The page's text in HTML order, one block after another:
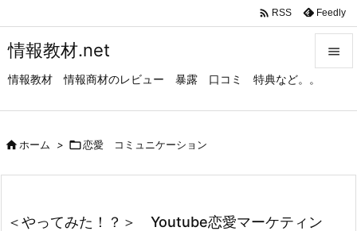
情報教材.net
情報教材 情報商材のレビュー 暴露 口コミ 特典など。。

 RSS Feedly
ホーム > 恋愛 コミュニケーション
＜やってみた！？＞ Youtube恋愛マーケティン